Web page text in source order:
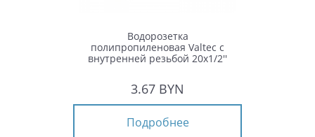
Водорозетка
полипропиленовая Valtec с
внутренней резьбой 20x1/2''
3.67 BYN
Подробнее